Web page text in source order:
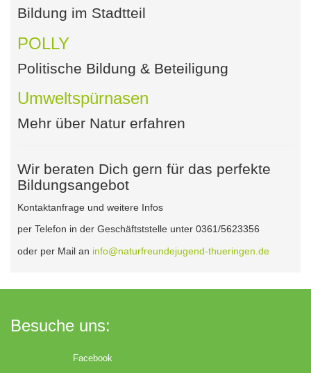
Bildung im Stadtteil
POLLY
Politische Bildung & Beteiligung
Umweltspürnasen
Mehr über Natur erfahren
Wir beraten Dich gern für das perfekte
Bildungsangebot
Kontaktanfrage und weitere Infos
per Telefon in der Geschäftststelle unter 0361/5623356
oder per Mail an info@naturfreundejugend-thueringen.de
Besuche uns:
Facebook